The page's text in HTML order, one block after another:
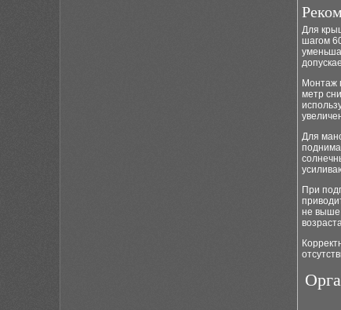
Для
шагом
Монтаж
метр
Для
При
не выше